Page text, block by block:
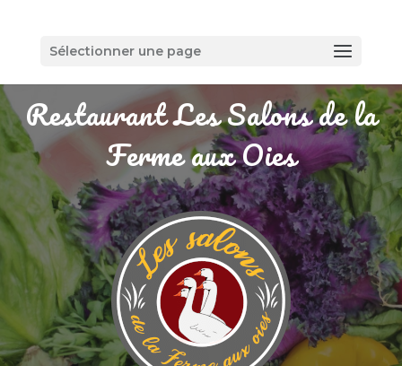
Sélectionner une page
Restaurant Les Salons de la
Ferme aux Oies